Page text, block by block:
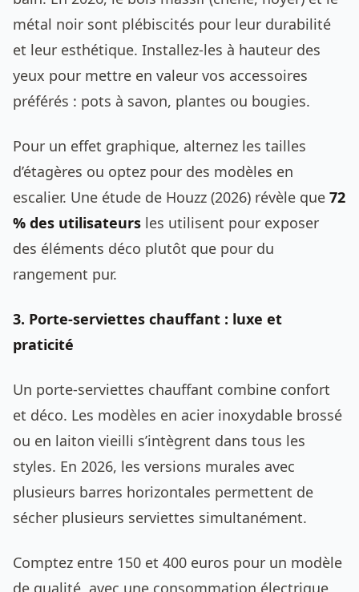
métal noir sont plébiscités pour leur durabilité
et leur esthétique. Installez-les à hauteur des
yeux pour mettre en valeur vos accessoires
préférés : pots à savon, plantes ou bougies.
Pour un effet graphique, alternez les tailles
d’étagères ou optez pour des modèles en
escalier. Une étude de Houzz (2026) révèle que 72
% des utilisateurs les utilisent pour exposer
des éléments déco plutôt que pour du
rangement pur.
3. Porte-serviettes chauffant : luxe et
praticité
Un porte-serviettes chauffant combine confort
et déco. Les modèles en acier inoxydable brossé
ou en laiton vieilli s’intègrent dans tous les
styles. En 2026, les versions murales avec
plusieurs barres horizontales permettent de
sécher plusieurs serviettes simultanément.
Comptez entre 150 et 400 euros pour un modèle
de qualité, avec une consommation électrique